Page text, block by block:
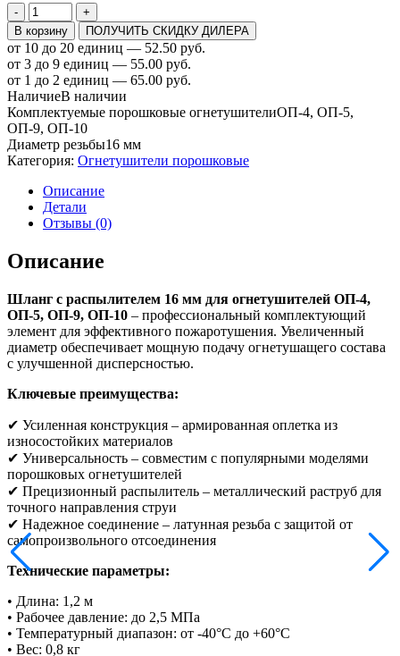
-
Количество
товара
Шланг
с
распылителем
к
ОП-4,
ОП-5,
ОП-9,
ОП-10
16
мм
+
В корзину
ПОЛУЧИТЬ СКИДКУ ДИЛЕРА
от 10 до 20 единиц — 52.50 руб.
от 3 до 9 единиц — 55.00 руб.
от 1 до 2 единиц — 65.00 руб.
НаличиеВ наличии
Комплектуемые порошковые огнетушителиОП-4, ОП-5,
ОП-9, ОП-10
Диаметр резьбы16 мм
Категория: Огнетушители порошковые
Описание
Детали
Отзывы (0)
Описание
Шланг с распылителем 16 мм для огнетушителей ОП-4,
ОП-5, ОП-9, ОП-10 – профессиональный комплектующий
элемент для эффективного пожаротушения. Увеличенный
диаметр обеспечивает мощную подачу огнетушащего состава
с улучшенной дисперсностью.
Ключевые преимущества:
✔ Усиленная конструкция – армированная оплетка из
износостойких материалов
✔ Универсальность – совместим с популярными моделями
порошковых огнетушителей
✔ Прецизионный распылитель – металлический раструб для
точного направления струи
✔ Надежное соединение – латунная резьба с защитой от
самопроизвольного отсоединения
Технические параметры:
• Длина: 1,2 м
• Рабочее давление: до 2,5 МПа
• Температурный диапазон: от -40°C до +60°C
• Вес: 0,8 кг